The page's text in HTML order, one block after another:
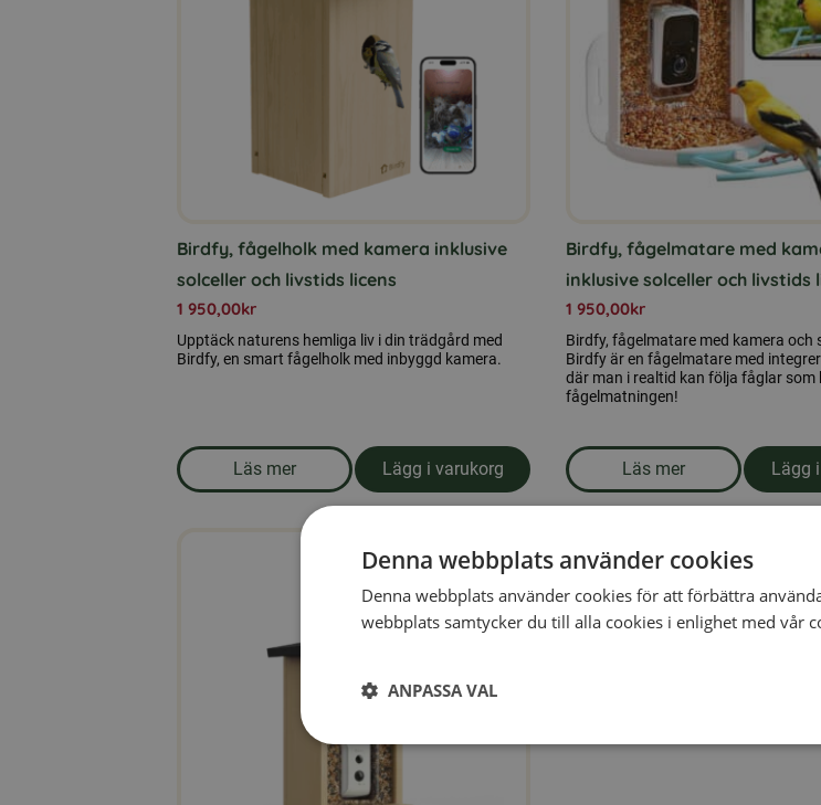
Birdfy, fågelholk med kamera inklusive
solceller och livstids licens
1 950,00kr
Upptäck naturens hemliga liv i din trädgård med
Birdfy, en smart fågelholk med inbyggd kamera.
Läs mer
om produkten Birdfy, fågelholk med kamera inklusive solceller och
Lägg i varukorg
Birdfy, fågelmatare med
inklusive solceller och livstids
1 950,00kr
Birdfy, fågelmatare med kamera och
Birdfy är en fågelmatare med
där man i realtid kan följa fåglar som
fågelmatningen!
Läs mer
om produkten
Lägg
Denna webbplats använder cookies
Denna webbplats använder cookies för att förbättra
webbplats samtycker du till alla cookies i enlighet med vår
ANPASSA VAL